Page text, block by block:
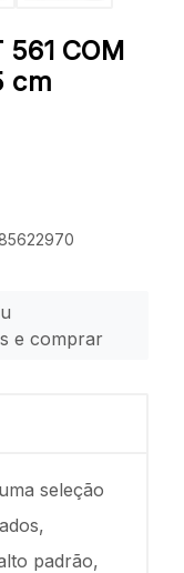
561 COM
cm
e comprar
seleção
padrão,